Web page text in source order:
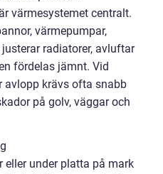
värmesystemet centralt.
värmepumpar,
radiatorer, avluftar
fördelas jämnt. Vid
avlopp krävs ofta snabb
på golv, väggar och
eller under platta på mark